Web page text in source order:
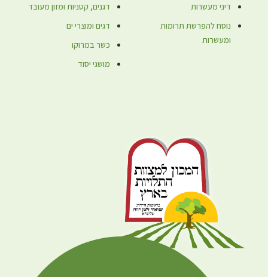
דגנים, קטניות ומזון מעובד
דגים ומוצרי ים
כשר במרוקו
מושגי יסוד
דיני מעשרות
נוסח להפרשת תרומות
ומעשרות